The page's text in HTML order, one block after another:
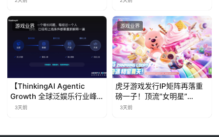
游戏业界
【ThinkingAI Agentic
Growth 全球泛娱乐行业峰
会】Agent 时代，人到底负
3天前
游戏业界
虎牙游戏发行IP矩阵再落重
磅一子！顶流“女明星”
ZANMANG LOOPY 正版3D
3天前